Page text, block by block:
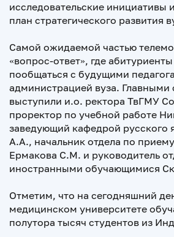
исследовательские инициативы
план стратегического развития
Самой ожидаемой частью
«вопрос-ответ», где
пообщаться с будущими
администрацией вуза. Главными
выступили и.о. ректора ТвГМУ
проректор по учебной работе
заведующий кафедрой русского
А.А., начальник отдела по
Ермакова С.М. и руководитель
иностранными обучающимися
Отметим, что на сегодняшний
медицинском университете
полутора тысяч студентов из